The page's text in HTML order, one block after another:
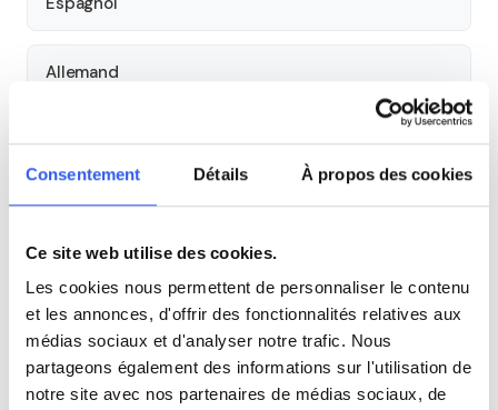
Consentement Détails À propos des cookies
Ce site web utilise des cookies.
Les cookies nous permettent de personnaliser le contenu
et les annonces, d'offrir des fonctionnalités relatives aux
médias sociaux et d'analyser notre trafic. Nous
partageons également des informations sur l'utilisation de
notre site avec nos partenaires de médias sociaux, de
Allemand
Cours par niveau
Tous les cours particuliers à Lille
Découvrez l'ensemble de notre offre à Lille : Voir tous les
cours à Lille →
Autres lycées à proximité